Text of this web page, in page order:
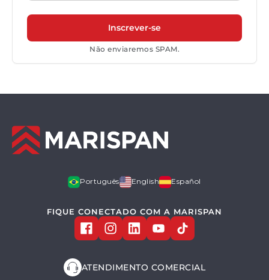
Não enviaremos SPAM.
Português English Español
FIQUE CONECTADO COM A MARISPAN
ATENDIMENTO COMERCIAL